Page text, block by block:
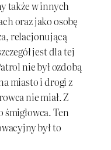
także w innych
oraz jako osobę
relacjonującą
jest dla tej
nie był ozdobą
miasto i drogi z
nie miał. Z
Ten
był to